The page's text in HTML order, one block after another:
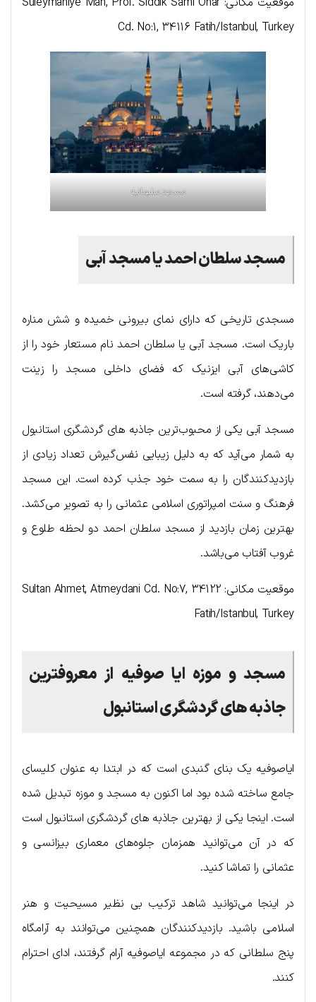
Cd. No:1, 34116 Fatih/Istanbul, Turkey
مسجد سلیمانیه
مسجد سلطان احمد یا مسجد آبی
مسجدی تاریخی که دارای نمای بیرونی خمیده و شش مناره
باریک است. مسجد آبی یا سلطان احمد نام مستعار خود را از
کاشی‌های آبی ایزنیک که فضای داخلی مسجد را زینت
می‌دهند، گرفته است.
مسجد آبی یکی از محبوب‌ترین جاذبه های گردشگری استانبول
به شمار می‌آید که به دلیل زیبایی نفس‌گیرش تعداد زیادی از
بازدیدکنندگان را به سمت خود جذب کرده است. این مسجد
فرهنگ و سنت امپراتوری اسلامی عثمانی را به تصویر می‌کشد.
بهترین زمان بازدید از مسجد سلطان احمد دو لحظه طلوع و
غروب آفتاب می‌باشد.
موقعیت مکانی: Sultan Ahmet, Atmeydani Cd. No:7, 34122
Fatih/Istanbul, Turkey
مسجد و موزه ایا صوفیه از معروفترین
جاذبه های گردشگری استانبول
ایاصوفیه یک بنای گنبدی است که در ابتدا به عنوان کلیسای
جامع ساخته شده بود اما اکنون به مسجد و موزه تبدیل شده
است. اینجا یکی از بهترین جاذبه های گردشگری استانبول است
که در آن می‌توانید همزمان جلوه‌های معماری بیزانسی و
عثمانی را تماشا کنید.
در اینجا می‌توانید شاهد ترکیب بی نظیر مسیحیت و هنر
اسلامی باشید. بازدیدکنندگان همچنین می‌توانند به آرامگاه
پنج سلطانی که در مجموعه ایاصوفیه آرام گرفتند، ادای احترام
کنند.